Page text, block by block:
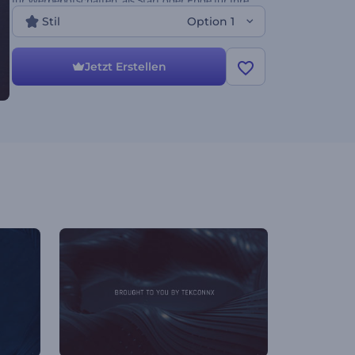
Firmenpräsentationen, Filem, Movies, Trailer,
Firmenprojekte und viele anderen Dinge, bei denen
ein abstraktes Feeling benötigt wird. Wählen Sie
einfach die gewünschten Szene aus, entscheiden
Sie sich für einen Stil, wählen Sie Textfarbe und
Stil Option 1
Jetzt Erstellen